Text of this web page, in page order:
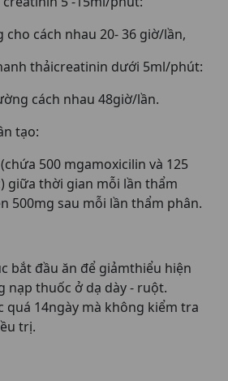
cách nhau 20- 36 giờ/lần,
thảicreatinin dưới 5ml/phút:
cách nhau 48giờ/lần.
tạo:
500 mgamoxicilin và 125
giữa thời gian mỗi lần thẩm
500mg sau mỗi lần thẩm phân.
bắt đầu ăn để giảmthiểu hiện
thuốc ở dạ dày - ruột.
quá 14ngày mà không kiểm tra
trị.